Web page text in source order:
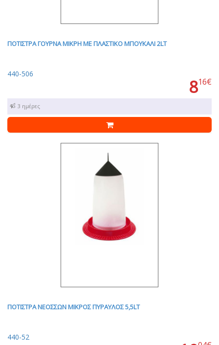
ΠΟΤΙΣΤΡΑ ΓΟΥΡΝΑ ΜΙΚΡΗ ΜΕ ΠΛΑΣΤΙΚΟ ΜΠΟΥΚΑΛΙ 2LT
440-506
816€
1 - 3 ημέρες
ΠΟΤΙΣΤΡΑ ΝΕΟΣΣΩΝ ΜΙΚΡΟΣ ΠΥΡΑΥΛΟΣ 5,5LT
440-52